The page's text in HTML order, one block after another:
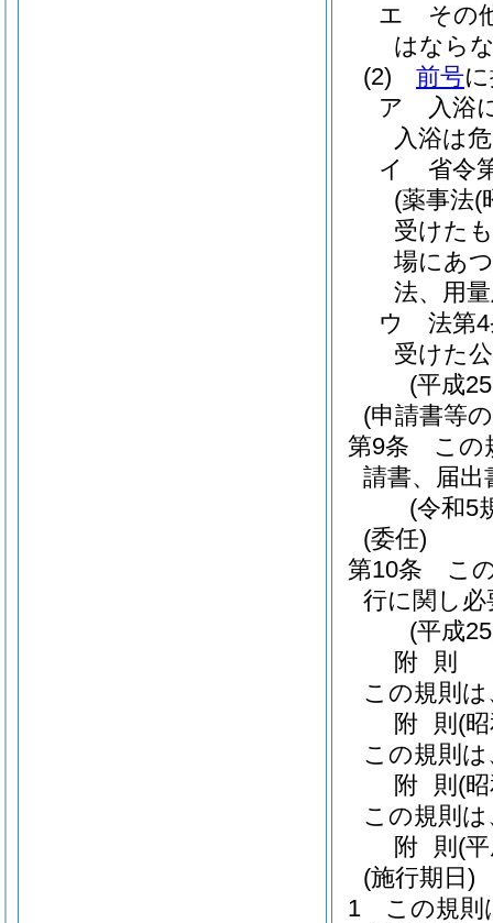
エ
その
はなら
(2)
前号
ア
入浴
入浴は
イ
省令
(薬事法(
受けた
場にあ
法、用
ウ
法第
受けた
(平成
(申請書等
第9条
この
請書、届出
(令和5
(委任)
第10条
こ
行に関し
(平成
附 則
この規則
附 則 (
この規則
附 則 (
この規則
附 則 (
(施行期日)
1
この規則